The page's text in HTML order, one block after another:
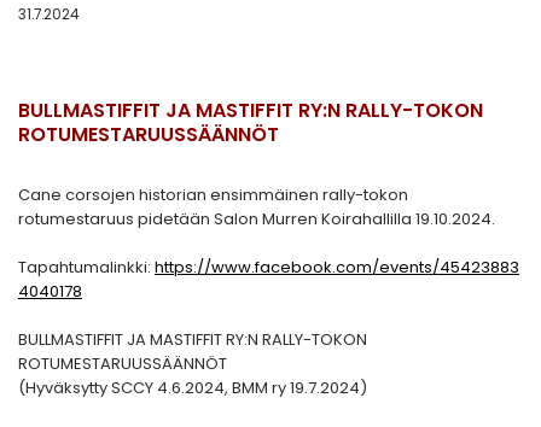
31.7.2024
BULLMASTIFFIT JA MASTIFFIT RY:N RALLY-TOKON
ROTUMESTARUUSSÄÄNNÖT
Cane corsojen historian ensimmäinen rally-tokon
rotumestaruus pidetään Salon Murren Koirahallilla 19.10.2024.
Tapahtumalinkki: https://www.facebook.com/events/45423883
4040178
BULLMASTIFFIT JA MASTIFFIT RY:N RALLY-TOKON
ROTUMESTARUUSSÄÄNNÖT
(Hyväksytty SCCY 4.6.2024, BMM ry 19.7.2024)